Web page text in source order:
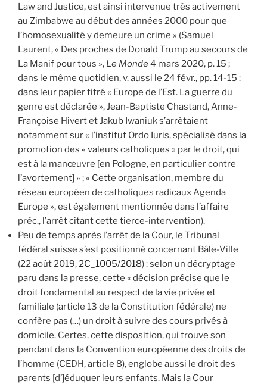
Law and Justice, est ainsi intervenue très activement
au Zimbabwe au début des années 2000 pour que
l’homosexualité y demeure un crime » (Samuel
Laurent, « Des proches de Donald Trump au secours de
La Manif pour tous », Le Monde4 mars 2020, p. 15 ;
dans le même quotidien, v. aussi le 24 févr., pp. 14-15 :
dans leur papier titré « Europe de l’Est. La guerre du
genre est déclarée », Jean-Baptiste Chastand, Anne-
Françoise Hivert et Jakub Iwaniuk s’arrêtaient
notamment sur « l’institut Ordo Iuris, spécialisé dans la
promotion des « valeurs catholiques » par le droit, qui
est à la manœuvre [en Pologne, en particulier contre
l’avortement] » ; « Cette organisation, membre du
réseau européen de catholiques radicaux Agenda
Europe », est également mentionnée dans l’affaire
préc., l’arrêt citant cette tierce-intervention).
Peu de temps après l’arrêt de la Cour, le Tribunal
fédéral suisse s’est positionné concernant Bâle-Ville
(22 août 2019,2C_1005/2018) : selon un décryptage
paru dans la presse, cette « décision précise que le
droit fondamental au respect de la vie privée et
familiale (article 13 de la Constitution fédérale) ne
confère pas (…) un droit à suivre des cours privés à
domicile. Certes, cette disposition, qui trouve son
pendant dans la Convention européenne des droits de
l’homme (CEDH, article 8), englobe aussi le droit des
parents [d’]éduquer leurs enfants. Mais la Cour